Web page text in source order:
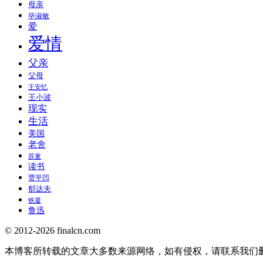
母亲
毕淑敏
爱
爱情
父亲
父母
王安忆
王小波
现实
生活
美国
老舍
苏童
读书
贾平凹
郁达夫
铁凝
鲁迅
© 2012-2026 finalcn.com
本博客所转载的文章大多数来源网络，如有侵权，请联系我们